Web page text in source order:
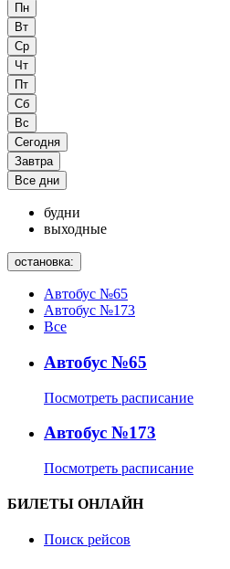
Пн
Вт
Ср
Чт
Пт
Сб
Вс
Сегодня
Завтра
Все дни
будни
выходные
остановка:
Автобус №65
Автобус №173
Все
Автобус №65
Посмотреть расписание
Автобус №173
Посмотреть расписание
БИЛЕТЫ ОНЛАЙН
Поиск рейсов